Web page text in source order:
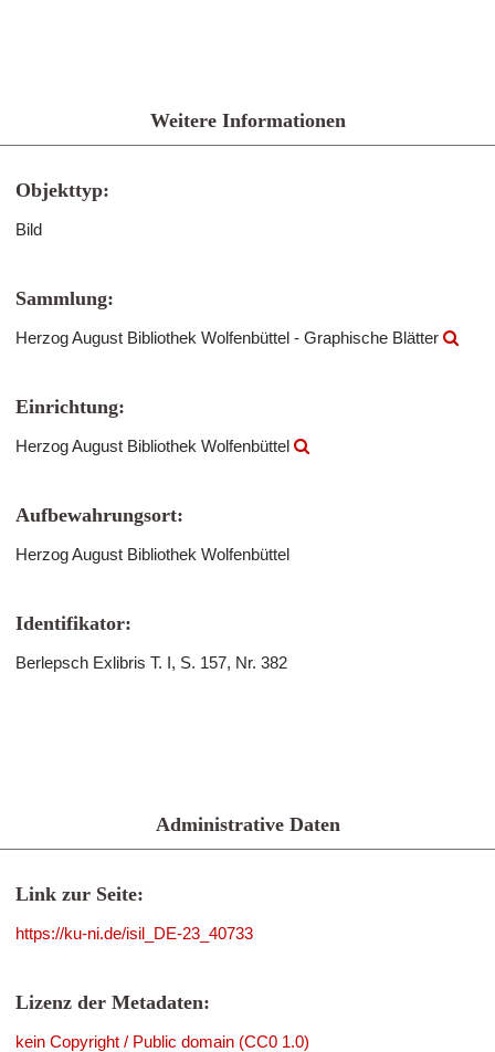
Weitere Informationen
Objekttyp:
Bild
Sammlung:
Herzog August Bibliothek Wolfenbüttel - Graphische Blätter
Einrichtung:
Herzog August Bibliothek Wolfenbüttel
Aufbewahrungsort:
Herzog August Bibliothek Wolfenbüttel
Identifikator:
Berlepsch Exlibris T. I, S. 157, Nr. 382
Administrative Daten
Link zur Seite:
https://ku-ni.de/isil_DE-23_40733
Lizenz der Metadaten:
kein Copyright / Public domain (CC0 1.0)